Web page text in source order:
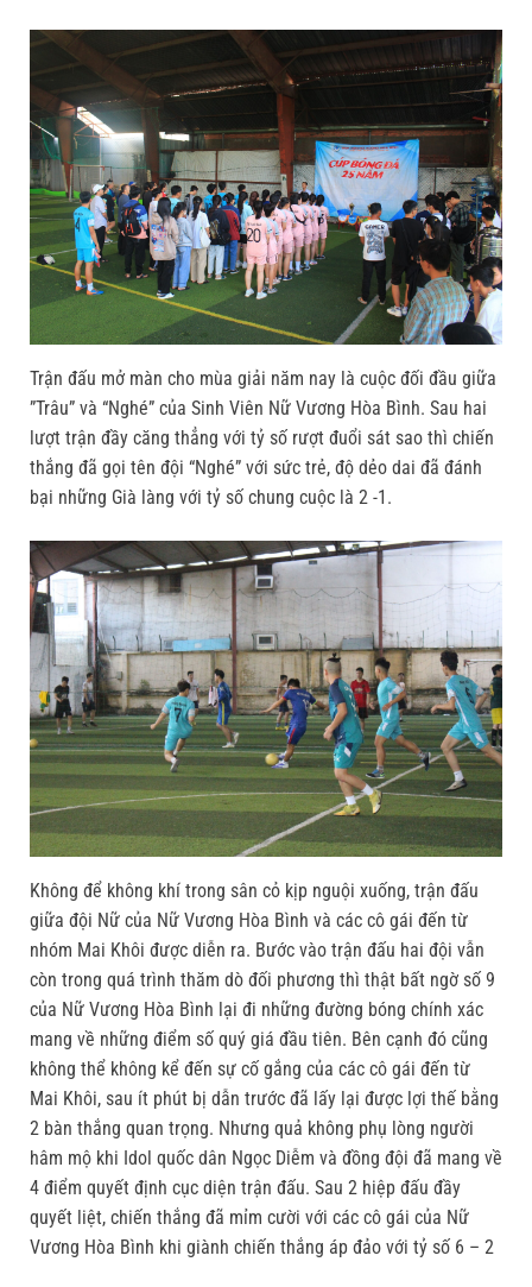
Trận đấu mở màn cho mùa giải năm nay là cuộc đối đầu giữa
”Trâu” và “Nghé” của Sinh Viên Nữ Vương Hòa Bình. Sau hai
lượt trận đầy căng thẳng với tỷ số rượt đuổi sát sao thì chiến
thắng đã gọi tên đội “Nghé” với sức trẻ, độ dẻo dai đã đánh
bại những Già làng với tỷ số chung cuộc là 2 -1.
Không để không khí trong sân cỏ kịp nguội xuống, trận đấu
giữa đội Nữ của Nữ Vương Hòa Bình và các cô gái đến từ
nhóm Mai Khôi được diễn ra. Bước vào trận đấu hai đội vẫn
còn trong quá trình thăm dò đối phương thì thật bất ngờ số 9
của Nữ Vương Hòa Bình lại đi những đường bóng chính xác
mang về những điểm số quý giá đầu tiên. Bên cạnh đó cũng
không thể không kể đến sự cố gắng của các cô gái đến từ
Mai Khôi, sau ít phút bị dẫn trước đã lấy lại được lợi thế bằng
2 bàn thắng quan trọng. Nhưng quả không phụ lòng người
hâm mộ khi Idol quốc dân Ngọc Diễm và đồng đội đã mang về
4 điểm quyết định cục diện trận đấu. Sau 2 hiệp đấu đầy
quyết liệt, chiến thắng đã mỉm cười với các cô gái của Nữ
Vương Hòa Bình khi giành chiến thắng áp đảo với tỷ số 6 – 2